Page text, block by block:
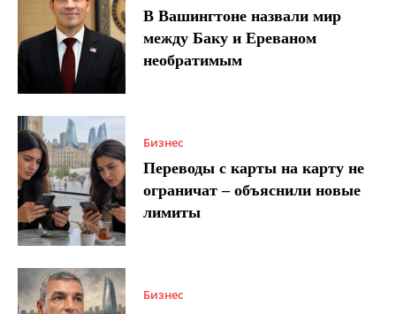
В Вашингтоне назвали мир
между Баку и Ереваном
необратимым
Бизнес
Переводы с карты на карту не
ограничат – объяснили новые
лимиты
Бизнес